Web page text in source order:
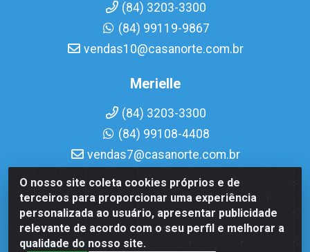
O nosso site coleta cookies próprios e de
terceiros para proporcionar uma experiência
personalizada ao usuário, apresentar publicidade
relevante de acordo com o seu perfil e melhorar a
qualidade do nosso site.
(84) 3203-3300
(84) 99119-9867
vendas10@casanorte.com.br
Merielle
(84) 3203-3300
(84) 99108-4408
vendas7@casanorte.com.br
Casa Norte LTDA - Av. Interventor Mário Câmara, 1815 -
Dix-Sept Rosado, Natal/RN - CEP 59054-600 - CNPJ
08.713.513/0001-51